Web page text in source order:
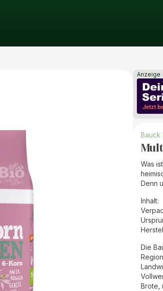
Anzeige
Bauck
Was
Denn
Inhalt:
Die
Brote,